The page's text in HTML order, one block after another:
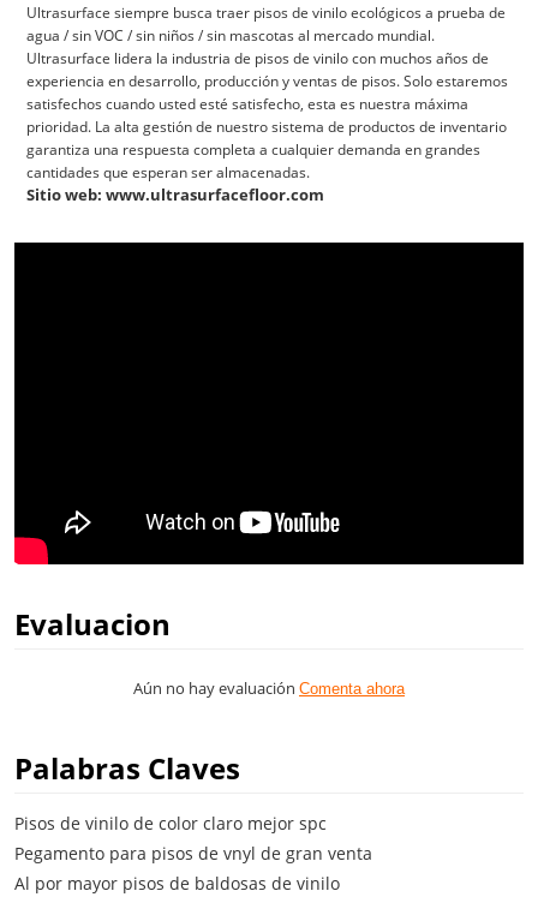
Ultrasurface siempre busca traer pisos de vinilo ecológicos a prueba de
agua / sin VOC / sin niños / sin mascotas al mercado mundial.
Ultrasurface lidera la industria de pisos de vinilo con muchos años de
experiencia en desarrollo, producción y ventas de pisos. Solo estaremos
satisfechos cuando usted esté satisfecho, esta es nuestra máxima
prioridad. La alta gestión de nuestro sistema de productos de inventario
garantiza una respuesta completa a cualquier demanda en grandes
cantidades que esperan ser almacenadas.
Sitio web: www.ultrasurfacefloor.com
Evaluacion
Aún no hay evaluación Comenta ahora
Palabras Claves
Pisos de vinilo de color claro mejor spc
Pegamento para pisos de vnyl de gran venta
Al por mayor pisos de baldosas de vinilo